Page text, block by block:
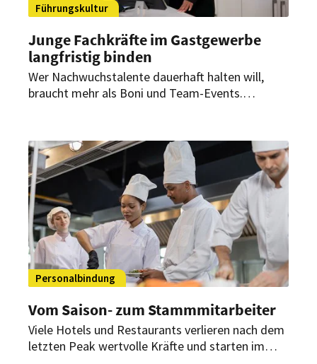
Führungskultur
Junge Fachkräfte im Gastgewerbe
langfristig binden
Wer Nachwuchstalente dauerhaft halten will,
braucht mehr als Boni und Team-Events.
Führungsstil, der Verantwortung ermöglicht,
ohne notwendige Regeln auszublenden.
Personalbindung
Vom Saison- zum Stammmitarbeiter
Viele Hotels und Restaurants verlieren nach dem
letzten Peak wertvolle Kräfte und starten im